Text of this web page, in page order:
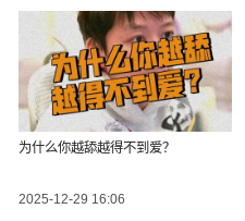
为什么你越舔越得不到爱？
2025-12-29 16:06